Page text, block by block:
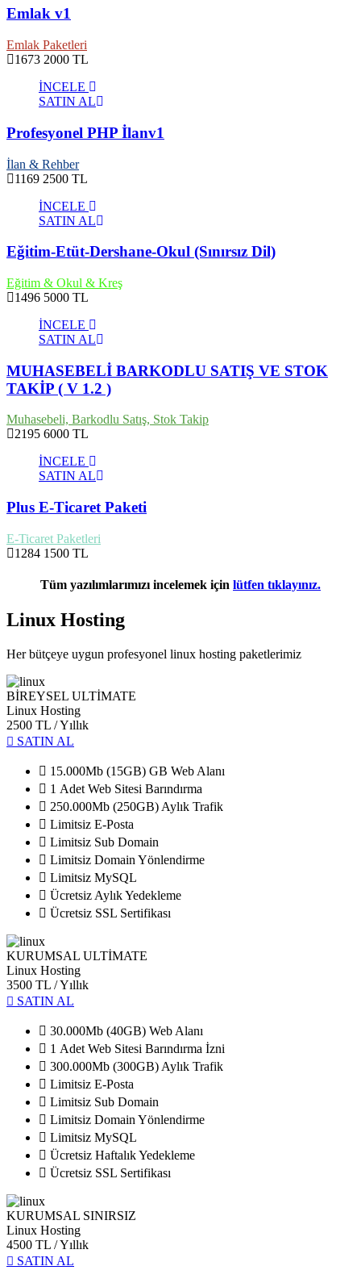
Emlak v1
Emlak Paketleri
1673 2000 TL
İNCELE
SATIN AL
Profesyonel PHP İlanv1
İlan & Rehber
1169 2500 TL
İNCELE
SATIN AL
Eğitim-Etüt-Dershane-Okul (Sınırsız Dil)
Eğitim & Okul & Kreş
1496 5000 TL
İNCELE
SATIN AL
MUHASEBELİ BARKODLU SATIŞ VE STOK
TAKİP ( V 1.2 )
Muhasebeli, Barkodlu Satış, Stok Takip
2195 6000 TL
İNCELE
SATIN AL
Plus E-Ticaret Paketi
E-Ticaret Paketleri
1284 1500 TL
Tüm yazılımlarımızı incelemek için lütfen tıklayınız.
Linux Hosting
Her bütçeye uygun profesyonel linux hosting paketlerimiz
BİREYSEL ULTİMATE
Linux Hosting
2500 TL / Yıllık
SATIN AL
15.000Mb (15GB) GB Web Alanı
1 Adet Web Sitesi Barındırma
250.000Mb (250GB) Aylık Trafik
Limitsiz E-Posta
Limitsiz Sub Domain
Limitsiz Domain Yönlendirme
Limitsiz MySQL
Ücretsiz Aylık Yedekleme
Ücretsiz SSL Sertifikası
KURUMSAL ULTİMATE
Linux Hosting
3500 TL / Yıllık
SATIN AL
30.000Mb (40GB) Web Alanı
1 Adet Web Sitesi Barındırma İzni
300.000Mb (300GB) Aylık Trafik
Limitsiz E-Posta
Limitsiz Sub Domain
Limitsiz Domain Yönlendirme
Limitsiz MySQL
Ücretsiz Haftalık Yedekleme
Ücretsiz SSL Sertifikası
KURUMSAL SINIRSIZ
Linux Hosting
4500 TL / Yıllık
SATIN AL